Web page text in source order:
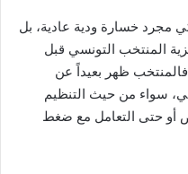
مجرد خسارة ودية عادية، بل
المنتخب التونسي قبل
ظهر بعيداً عن
سواء من حيث التنظيم
أو حتى التعامل مع ضغط